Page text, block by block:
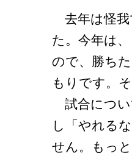
去年は怪我
た。今年は
ので、勝ち
もりです。
試合につい
し「やれる
せん。もっ